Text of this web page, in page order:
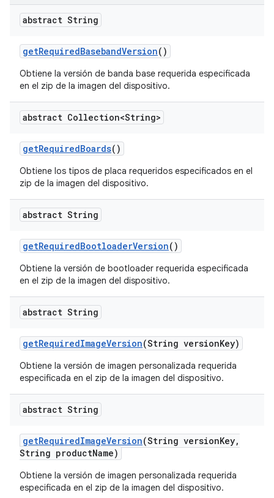
abstract String
getRequiredBasebandVersion()
Obtiene la versión de banda base requerida especificada
en el zip de la imagen del dispositivo.
abstract Collection<String>
getRequiredBoards()
Obtiene los tipos de placa requeridos especificados en el
zip de la imagen del dispositivo.
abstract String
getRequiredBootloaderVersion()
Obtiene la versión de bootloader requerida especificada
en el zip de la imagen del dispositivo.
abstract String
getRequiredImageVersion(String versionKey)
Obtiene la versión de imagen personalizada requerida
especificada en el zip de la imagen del dispositivo.
abstract String
getRequiredImageVersion(String versionKey,
String productName)
Obtiene la versión de imagen personalizada requerida
especificada en el zip de la imagen del dispositivo.